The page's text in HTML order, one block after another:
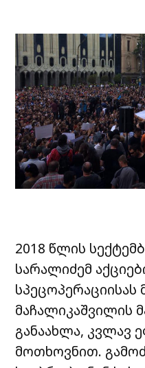
2018 წლის
სარალიძემ
მაჩალიკაშვილის
განაახლა, კვლავ
მოთხოვნით.